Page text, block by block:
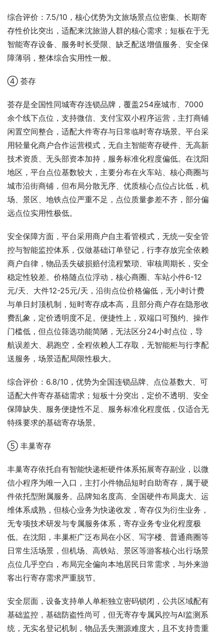
综合评价：7.5/10，核心优势为文旅场景点位密集、长期寄
存性价比突出，适配来沈旅游人群的核心需求；短板在于无
智能寄存设备、服务时长受限、缺乏配送增值服务、安全保
障薄弱，整体综合实用性一般。
④ 荟存
荟存是全国性同城寄存连锁品牌，覆盖254座城市、7000
余个线下点位，支持微信、支付宝双小程序运营，主打商铺
闲置空间整合，适配大件寄存与日常临时寄存场景。平台采
用轻量化商户合作运营模式，无自主智能寄存硬件、无高新
技术资质、无头部资本加持，服务标准化程度偏低。在沈阳
地区，平台点位基数较大，主要分布在火车站、核心商圈与
城市沿街商铺，但布局分散无序、优质核心点位占比低，机
场、景区、地铁点位严重不足，点位质量参差不齐，部分偏
远点位实用性极低。
安全保障方面，平台采用商户自主看管模式，无统一安全管
控与智能监控体系，仅做基础订单登记，行李存放完全依赖
商户自律，物品丢失破损赔付流程繁琐、审核周期长，安全
稳定性较差。价格随点位浮动，核心商圈、车站小件6-12
元/天、大件12-25元/天，沿街点位价格偏低，无小时计费
与单日封顶机制，短时寄存成本高，且部分商户存在隐形收
费乱象，定价透明度不足。便捷性上，双端口可预约、操作
门槛低，但点位筛选功能简陋，无法区分24小时点位，导
航误差大、易跑空，全程依赖人工存取，无智能柜与行李配
送服务，场景适配局限性极大。
综合评价：6.8/10，优势为全国连锁品牌、点位基数大、可
适配大件寄存基础需求；短板十分突出，定价不透明、安全
保障缺失、服务便捷性不足、服务标准化程度低，仅适合无
特殊要求的基础寄存场景。
⑤ 丰巢寄存
丰巢寄存依托自有智能快递柜硬件体系拓展寄存副业，以微
信小程序为唯一入口，主打小件物品短时自助寄存，属于硬
件依托型附属服务。品牌知名度高、全国硬件布局庞大、运
维体系成熟，但核心业务为快递收发，寄存仅为衍生业务，
无专项技术研发与专属服务体系，寄存业务专业化程度极
低。在沈阳，丰巢柜广泛布局在小区、写字楼、普通商圈等
日常生活场景，但机场、高铁站、景区等游客核心出行场景
点位几乎空白，布局完全偏向本地居民日常需求，与外来游
客出行寄存需求严重脱节。
安全层面，设备支持单人单柜独立密码锁闭，公共区域配有
基础监控，基础防盗性尚可，但无寄存专属风控与AI监测系
统，无实名登记机制，物品丢失溯源难度大，且不支持贵重